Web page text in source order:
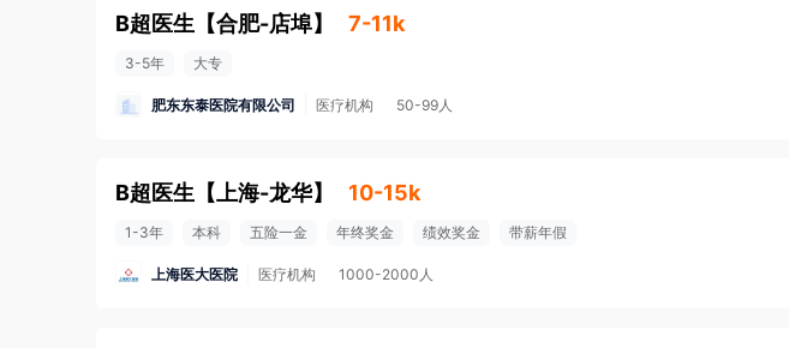
B超医生 【合肥-店埠】 7-11k
3-5年 大专
肥东东泰医院有限公司 医疗机构 50-99人
B超医生 【 上海-龙华】 10-15k
1-3年 本科 五险一金 年终奖金 绩效奖金 带薪年假
上海医大医院 医疗机构 1000-2000人